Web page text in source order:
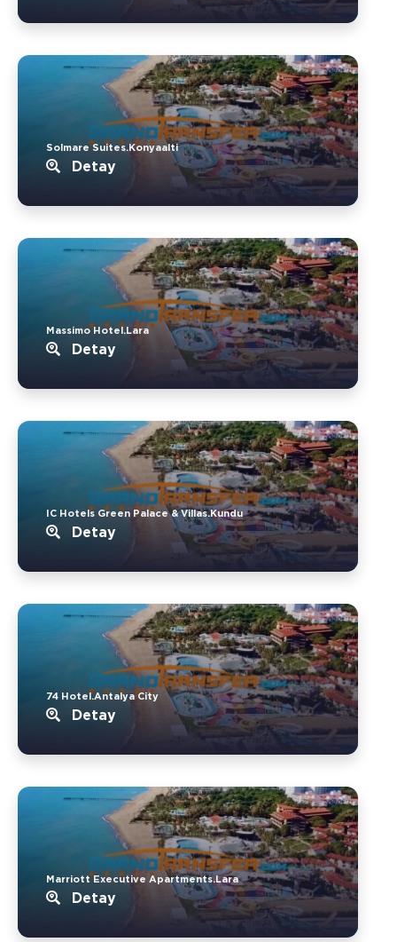
Solmare Suites.Konyaalti
Detay
Massimo Hotel.Lara
Detay
IC Hotels Green Palace & Villas.Kundu
Detay
74 Hotel.Antalya City
Detay
Marriott Executive Apartments.Lara
Detay